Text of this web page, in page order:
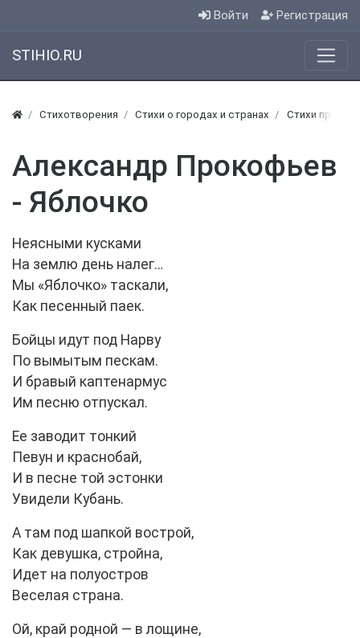
Войти Регистрация
STIHIO.RU
Стихотворения Стихи о городах и странах Стихи про
Александр Прокофьев
- Яблочко
Неясными кусками
На землю день налег…
Мы «Яблочко» таскали,
Как песенный паек.
Бойцы идут под Нарву
По вымытым пескам.
И бравый каптенармус
Им песню отпускал.
Ее заводит тонкий
Певун и краснобай,
И в песне той эстонки
Увидели Кубань.
А там под шапкой вострой,
Как девушка, стройна,
Идет на полуостров
Веселая страна.
Ой, край родной — в лощине,